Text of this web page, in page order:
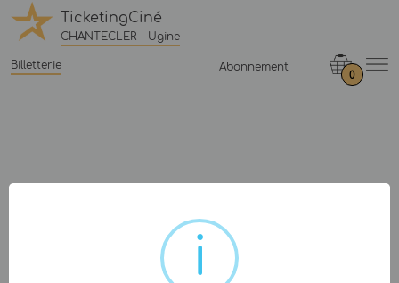
TicketingCiné
CHANTECLER - Ugine
Billetterie Abonnement
0